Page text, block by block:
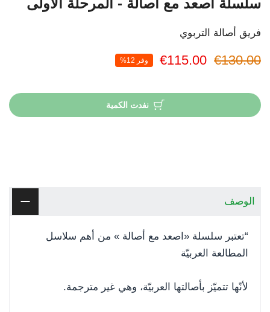
سلسلة اصعد مع أصالة - المرحلة الأولى
فريق أصالة التربوي
€130.00
€115.00 وفر 12%
نفدت الكمية
الوصف
“تعتبر سلسلة «اصعد مع أصالة » من أهم سلاسل
المطالعة العربيّة
لأنّها تتميّز بأصالتها العربيّة، وهي غير مترجمة.